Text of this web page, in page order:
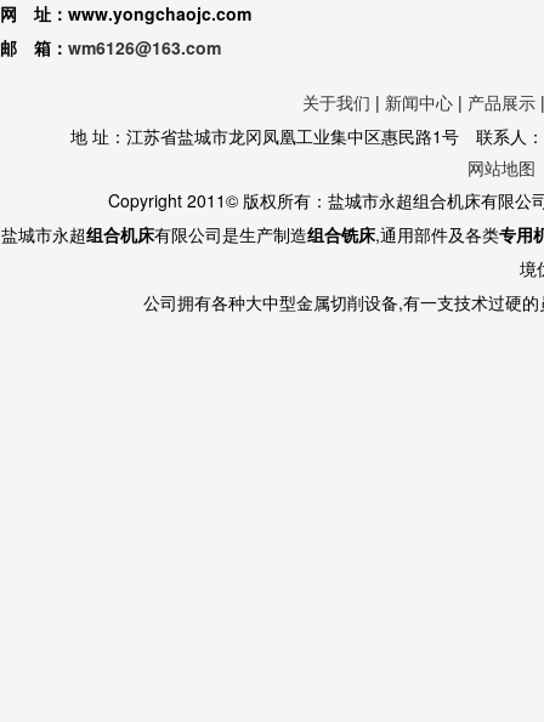
网 址：www.yongchaojc.com
邮 箱： wm6126@163.com
关于我们 | 新闻中心 | 产品展示
地 址：江苏省盐城市龙冈凤凰工业集中区惠民路1号 联系
网站地图
Copyright 2011© 版权所有：盐城市永超组合机床有限
盐城市永超组合机床有限公司是生产制造组合铣床,通用部件及各类专用
境
公司拥有各种大中型金属切削设备,有一支技术过硬